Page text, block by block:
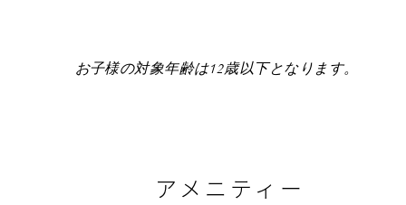
お子様の対象年齢は12歳以下となります。
アメニティー